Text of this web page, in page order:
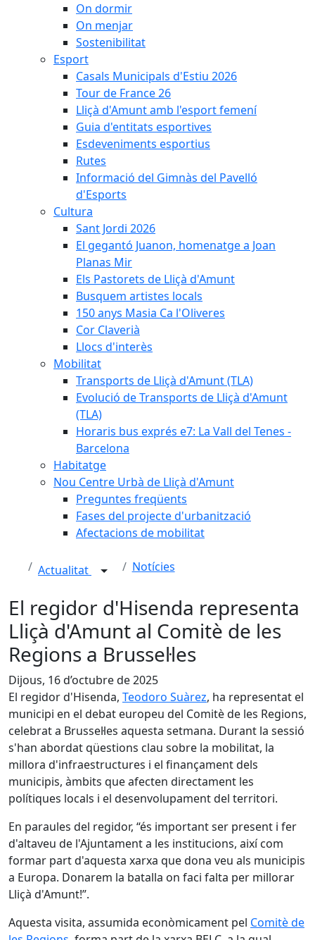
On dormir
On menjar
Sostenibilitat
Esport
Casals Municipals d'Estiu 2026
Tour de France 26
Lliçà d'Amunt amb l'esport femení
Guia d'entitats esportives
Esdeveniments esportius
Rutes
Informació del Gimnàs del Pavelló
d'Esports
Cultura
Sant Jordi 2026
El gegantó Juanon, homenatge a Joan
Planas Mir
Els Pastorets de Lliçà d'Amunt
Busquem artistes locals
150 anys Masia Ca l'Oliveres
Cor Claverià
Llocs d'interès
Mobilitat
Transports de Lliçà d'Amunt (TLA)
Evolució de Transports de Lliçà d'Amunt
(TLA)
Horaris bus exprés e7: La Vall del Tenes -
Barcelona
Habitatge
Nou Centre Urbà de Lliçà d'Amunt
Preguntes freqüents
Fases del projecte d'urbanització
Afectacions de mobilitat
Actualitat Notícies
El regidor d'Hisenda representa
Lliçà d'Amunt al Comitè de les
Regions a Brussel·les
Dijous, 16 d’octubre de 2025
El regidor d'Hisenda, Teodoro Suàrez, ha representat el
municipi en el debat europeu del Comitè de les Regions,
celebrat a Brussel·les aquesta setmana. Durant la sessió
s'han abordat qüestions clau sobre la mobilitat, la
millora d'infraestructures i el finançament dels
municipis, àmbits que afecten directament les
polítiques locals i el desenvolupament del territori.
En paraules del regidor, “és important ser present i fer
d'altaveu de l'Ajuntament a les institucions, així com
formar part d'aquesta xarxa que dona veu als municipis
a Europa. Donarem la batalla on faci falta per millorar
Lliçà d'Amunt!”.
Aquesta visita, assumida econòmicament pel Comitè de